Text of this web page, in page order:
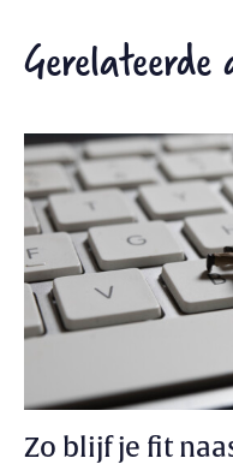
Zo blijf je fit